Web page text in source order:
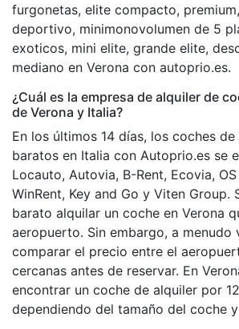
furgonetas, elite compacto,
deportivo, minimonovolumen de 5
exoticos, mini elite, grande elite,
mediano en Verona con autoprio.es.
¿Cuál es la empresa de alquiler de
de Verona y Italia?
En los últimos 14 días, los coches
baratos en Italia con Autoprio.es se
Locauto, Autovia, B-Rent, Ecovia,
WinRent, Key and Go y Viten Group.
barato alquilar un coche en Verona
aeropuerto. Sin embargo, a menudo
comparar el precio entre el
cercanas antes de reservar. En
encontrar un coche de alquiler por
dependiendo del tamaño del coche